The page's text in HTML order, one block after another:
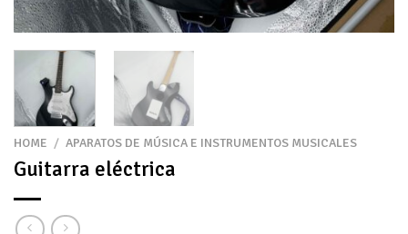
HOME / APARATOS DE MÚSICA E INSTRUMENTOS MUSICALES
Guitarra eléctrica